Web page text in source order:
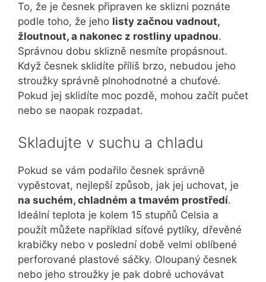
To, že je česnek připraven ke sklizni poznáte
podle toho, že jeho listy začnou vadnout,
žloutnout, a nakonec z rostliny upadnou.
Správnou dobu sklizně nesmíte propásnout.
Když česnek sklidíte příliš brzo, nebudou jeho
stroužky správně plnohodnotné a chuťové.
Pokud jej sklidíte moc pozdě, mohou začít pučet
nebo se naopak rozpadat.
Skladujte v suchu a chladu
Pokud se vám podařilo česnek správně
vypěstovat, nejlepší způsob, jak jej uchovat, je
na suchém, chladném a tmavém prostředí.
Ideální teplota je kolem 15 stupňů Celsia a
použít můžete například síťové pytlíky, dřevěné
krabičky nebo v poslední době velmi oblíbené
perforované plastové sáčky. Oloupaný česnek
nebo jeho stroužky je pak dobré uchovávat